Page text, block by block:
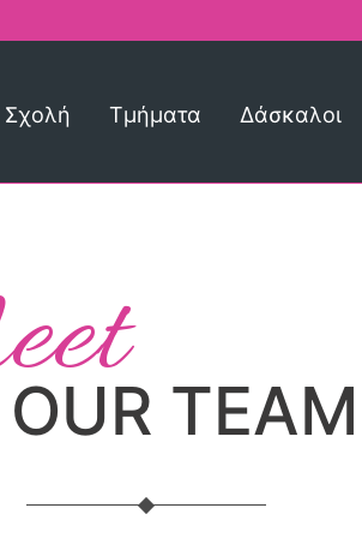
Τμήματα Δάσκαλοι
OUR TEAM